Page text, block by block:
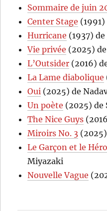
Sommaire de juin
Center Stage
Hurricane (1937)
Vie privée (2025)
L’Outsider (2016)
La Lame diabolique
Oui (2025) de
Un poète (2025) de
The Nice Guys
Miroirs No. 3
Le Garçon et le
Miyazaki
Nouvelle Vague